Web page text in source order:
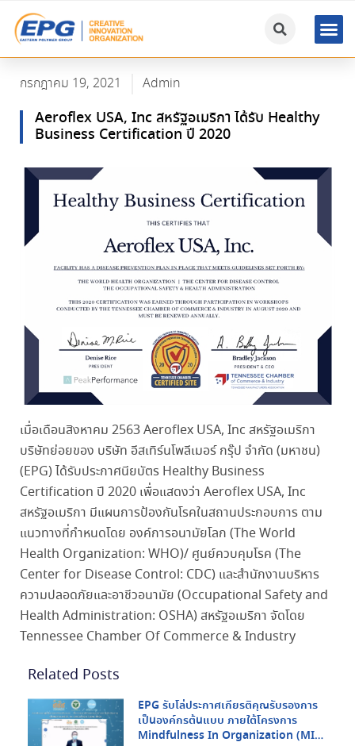
กรกฎาคม 19, 2021 Admin
Aeroflex USA, Inc สหรัฐอเมริกา ได้รับ Healthy
Business Certification ปี 2020
เมื่อเดือนสิงหาคม 2563 Aeroflex USA, Inc สหรัฐอเมริกา
บริษัทย่อยของ บริษัท อีสเทิร์นโพลีเมอร์ กรุ๊ป จำกัด (มหาชน)
(EPG) ได้รับประกาศนียบัตร Healthy Business
Certification ปี 2020 เพื่อแสดงว่า Aeroflex USA, Inc
สหรัฐอเมริกา มีแผนการป้องกันโรคในสถานประกอบการ ตาม
แนวทางที่กำหนดโดย องค์การอนามัยโลก (The World
Health Organization: WHO)/ ศูนย์ควบคุมโรค (The
Center for Disease Control: CDC) และสำนักงานบริหาร
ความปลอดภัยและอาชีวอนามัย (Occupational Safety and
Health Administration: OSHA) สหรัฐอเมริกา จัดโดย
Tennessee Chamber Of Commerce & Industry
Related Posts
EPG รับโล่ประกาศเกียรติคุณรับรองการ
เป็นองค์กรต้นแบบ ภายใต้โครงการ
Mindfulness In Organization (MIO)